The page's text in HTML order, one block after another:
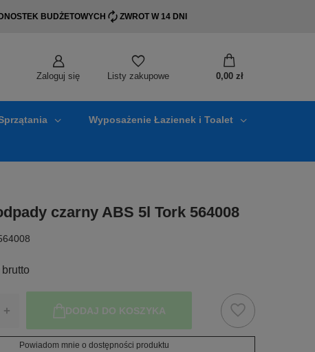
BUDŻETOWYCH ZWROT W 14 DNI
Zaloguj się Listy zakupowe 0,00 zł
Wyposażenie Łazienek i Toalet
czarny ABS 5l Tork 564008
brutto
+ DODAJ DO KOSZYKA
Powiadom mnie o dostępności produktu